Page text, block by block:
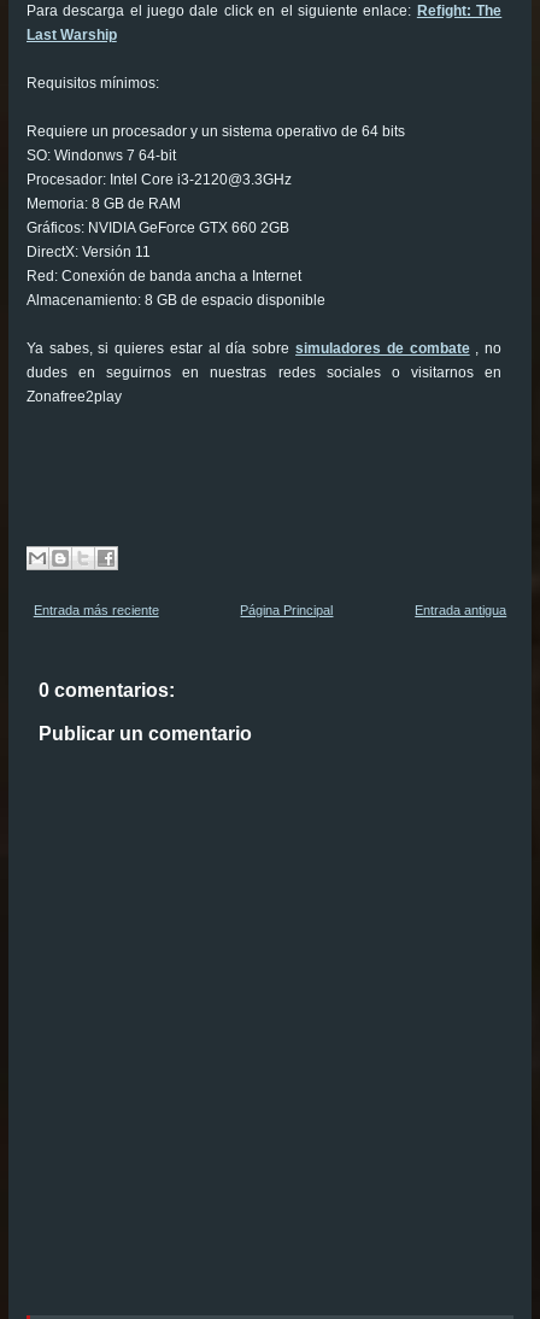
Para descarga el juego dale click en el siguiente enlace: Refight: The
Last Warship
Requisitos mínimos:
Requiere un procesador y un sistema operativo de 64 bits
SO: Windonws 7 64-bit
Procesador: Intel Core i3-2120@3.3GHz
Memoria: 8 GB de RAM
Gráficos: NVIDIA GeForce GTX 660 2GB
DirectX: Versión 11
Red: Conexión de banda ancha a Internet
Almacenamiento: 8 GB de espacio disponible
Ya sabes, si quieres estar al día sobresimuladores de combate, no
dudes en seguirnos en nuestras redes sociales o visitarnos en
Zonafree2play
Entrada más reciente Entrada antigua
Página Principal
0 comentarios:
Publicar un comentario